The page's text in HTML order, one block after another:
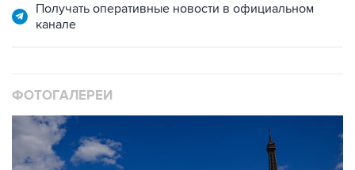
Получать оперативные новости в официальном
канале
ФОТОГАЛЕРЕИ